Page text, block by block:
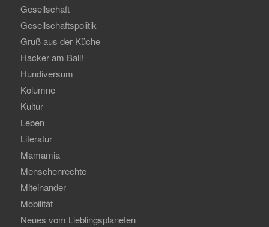
Gesellschaft
Gesellschaftspolitik
Gruß aus der Küche
Hacker am Ball!
Hundiversum
Kolumne
Kultur
Leben
Literatur
Mamamia
Menschenrechte
Miteinander
Mobilität
Neues vom Lieblingsplaneten